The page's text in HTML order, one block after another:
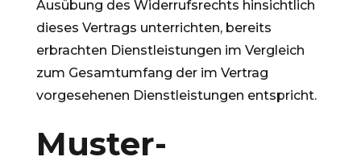
Ausübung des Widerrufsrechts hinsichtlich
dieses Vertrags unterrichten, bereits
erbrachten Dienstleistungen im Vergleich
zum Gesamtumfang der im Vertrag
vorgesehenen Dienstleistungen entspricht.
Muster-